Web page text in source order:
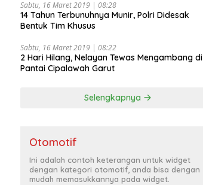
Sabtu, 16 Maret 2019 | 08:28
14 Tahun Terbunuhnya Munir, Polri Didesak
Bentuk Tim Khusus
Sabtu, 16 Maret 2019 | 08:22
2 Hari Hilang, Nelayan Tewas Mengambang di
Pantai Cipalawah Garut
Selengkapnya
Otomotif
Ini adalah contoh keterangan untuk widget
dengan kategori otomotif, anda bisa dengan
mudah memasukkannya pada widget.